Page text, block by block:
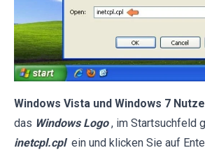
Windows Vista und Windows 7
das Windows Logo , im Startsuchfeld
inetcpl.cpl ein und klicken Sie auf